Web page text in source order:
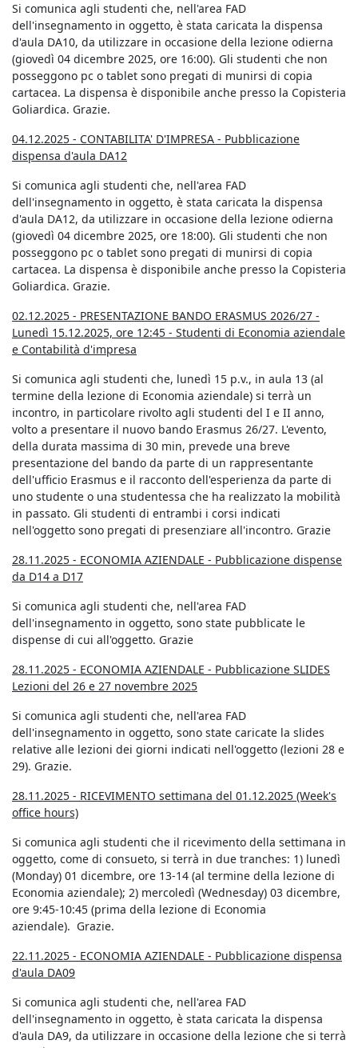
Si comunica agli studenti che, nell'area FAD
dell'insegnamento in oggetto, è stata caricata la dispensa
d'aula DA10, da utilizzare in occasione della lezione odierna
(giovedì 04 dicembre 2025, ore 16:00). Gli studenti che non
posseggono pc o tablet sono pregati di munirsi di copia
cartacea. La dispensa è disponibile anche presso la Copisteria
Goliardica. Grazie.
04.12.2025 - CONTABILITA' D'IMPRESA - Pubblicazione
dispensa d'aula DA12
Si comunica agli studenti che, nell'area FAD
dell'insegnamento in oggetto, è stata caricata la dispensa
d'aula DA12, da utilizzare in occasione della lezione odierna
(giovedì 04 dicembre 2025, ore 18:00). Gli studenti che non
posseggono pc o tablet sono pregati di munirsi di copia
cartacea. La dispensa è disponibile anche presso la Copisteria
Goliardica. Grazie.
02.12.2025 - PRESENTAZIONE BANDO ERASMUS 2026/27 -
Lunedì 15.12.2025, ore 12:45 - Studenti di Economia aziendale
e Contabilità d'impresa
Si comunica agli studenti che, lunedì 15 p.v., in aula 13 (al
termine della lezione di Economia aziendale) si terrà un
incontro, in particolare rivolto agli studenti del I e II anno,
volto a presentare il nuovo bando Erasmus 26/27. L'evento,
della durata massima di 30 min, prevede una breve
presentazione del bando da parte di un rappresentante
dell'ufficio Erasmus e il racconto dell'esperienza da parte di
uno studente o una studentessa che ha realizzato la mobilità
in passato. Gli studenti di entrambi i corsi indicati
nell'oggetto sono pregati di presenziare all'incontro. Grazie
28.11.2025 - ECONOMIA AZIENDALE - Pubblicazione dispense
da D14 a D17
Si comunica agli studenti che, nell'area FAD
dell'insegnamento in oggetto, sono state pubblicate le
dispense di cui all'oggetto. Grazie
28.11.2025 - ECONOMIA AZIENDALE - Pubblicazione SLIDES
Lezioni del 26 e 27 novembre 2025
Si comunica agli studenti che, nell'area FAD
dell'insegnamento in oggetto, sono state caricate la slides
relative alle lezioni dei giorni indicati nell'oggetto (lezioni 28 e
29). Grazie.
28.11.2025 - RICEVIMENTO settimana del 01.12.2025 (Week's
office hours)
Si comunica agli studenti che il ricevimento della settimana in
oggetto, come di consueto, si terrà in due tranches: 1) lunedì
(Monday) 01 dicembre, ore 13-14 (al termine della lezione di
Economia aziendale); 2) mercoledì (Wednesday) 03 dicembre,
ore 9:45-10:45 (prima della lezione di Economia
aziendale). Grazie.
22.11.2025 - ECONOMIA AZIENDALE - Pubblicazione dispensa
d'aula DA09
Si comunica agli studenti che, nell'area FAD
dell'insegnamento in oggetto, è stata caricata la dispensa
d'aula DA9, da utilizzare in occasione della lezione che si terrà